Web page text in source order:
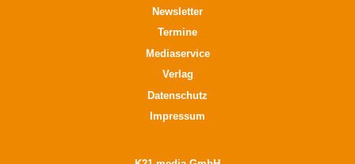
Newsletter
Termine
Mediaservice
Verlag
Datenschutz
Impressum